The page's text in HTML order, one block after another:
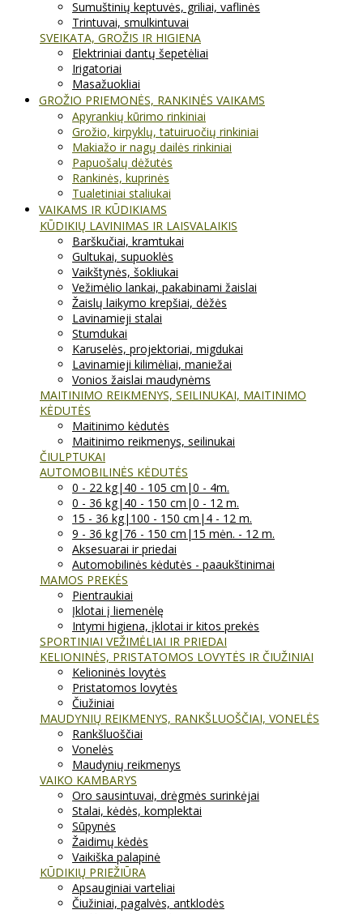
Sumuštinių keptuvės, griliai, vaflinės
Trintuvai, smulkintuvai
SVEIKATA, GROŽIS IR HIGIENA
Elektriniai dantų šepetėliai
Irigatoriai
Masažuokliai
GROŽIO PRIEMONĖS, RANKINĖS VAIKAMS
Apyrankių kūrimo rinkiniai
Grožio, kirpyklų, tatuiruočių rinkiniai
Makiažo ir nagų dailės rinkiniai
Papuošalų dėžutės
Rankinės, kuprinės
Tualetiniai staliukai
VAIKAMS IR KŪDIKIAMS
KŪDIKIŲ LAVINIMAS IR LAISVALAIKIS
Barškučiai, kramtukai
Gultukai, supuoklės
Vaikštynės, šokliukai
Vežimėlio lankai, pakabinami žaislai
Žaislų laikymo krepšiai, dėžės
Lavinamieji stalai
Stumdukai
Karuselės, projektoriai, migdukai
Lavinamieji kilimėliai, maniežai
Vonios žaislai maudynėms
MAITINIMO REIKMENYS, SEILINUKAI, MAITINIMO
KĖDUTĖS
Maitinimo kėdutės
Maitinimo reikmenys, seilinukai
ČIULPTUKAI
AUTOMOBILINĖS KĖDUTĖS
0 - 22 kg|40 - 105 cm|0 - 4m.
0 - 36 kg|40 - 150 cm|0 - 12 m.
15 - 36 kg|100 - 150 cm|4 - 12 m.
9 - 36 kg|76 - 150 cm|15 mėn. - 12 m.
Aksesuarai ir priedai
Automobilinės kėdutės - paaukštinimai
MAMOS PREKĖS
Pientraukiai
Įklotai į liemenėlę
Intymi higiena, įklotai ir kitos prekės
SPORTINIAI VEŽIMĖLIAI IR PRIEDAI
KELIONINĖS, PRISTATOMOS LOVYTĖS IR ČIUŽINIAI
Kelioninės lovytės
Pristatomos lovytės
Čiužiniai
MAUDYNIŲ REIKMENYS, RANKŠLUOŠČIAI, VONELĖS
Rankšluoščiai
Vonelės
Maudynių reikmenys
VAIKO KAMBARYS
Oro sausintuvai, drėgmės surinkėjai
Stalai, kėdės, komplektai
Sūpynės
Žaidimų kėdės
Vaikiška palapinė
KŪDIKIŲ PRIEŽIŪRA
Apsauginiai varteliai
Čiužiniai, pagalvės, antklodės